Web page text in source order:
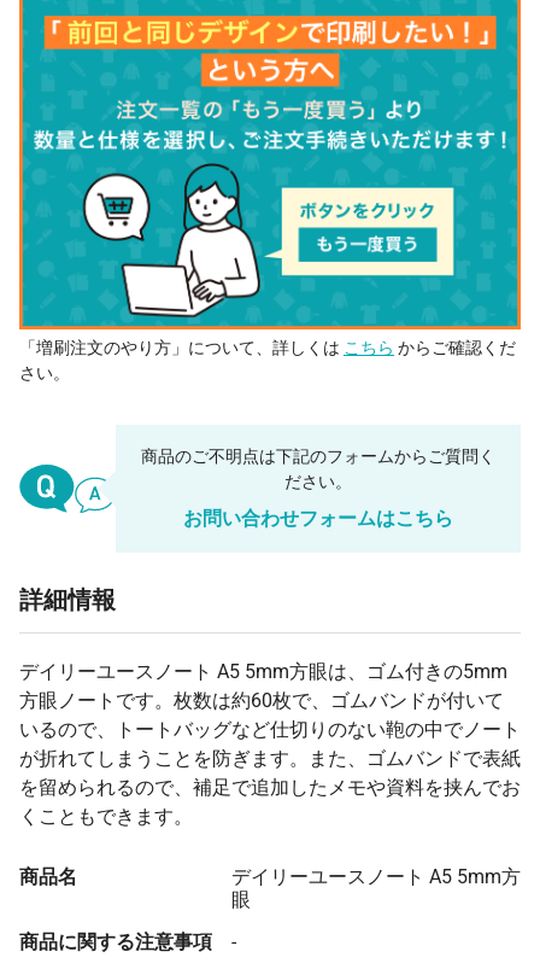
「増刷注文のやり方」について、詳しくは こちら からご確認くだ
さい。
商品のご不明点は下記のフォームからご質問く
ださい。
お問い合わせフォームはこちら
詳細情報
デイリーユースノート A5 5mm方眼は、ゴム付きの5mm
方眼ノートです。枚数は約60枚で、ゴムバンドが付いて
いるので、トートバッグなど仕切りのない鞄の中でノート
が折れてしまうことを防ぎます。また、ゴムバンドで表紙
を留められるので、補足で追加したメモや資料を挟んでお
くこともできます。
商品名
デイリーユースノート A5 5mm方
眼
商品に関する注意事項
-